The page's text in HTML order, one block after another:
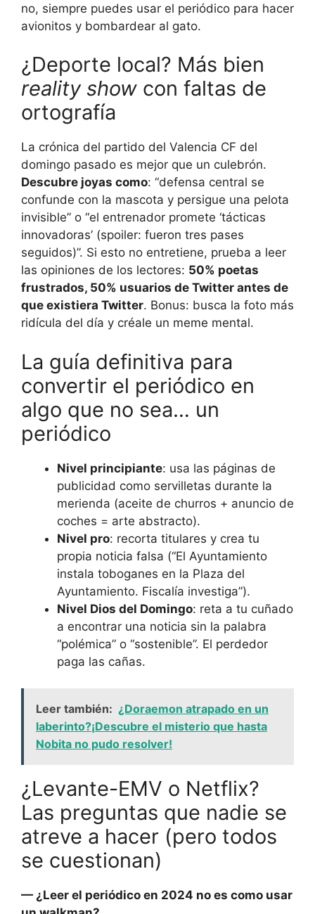
no, siempre puedes usar el periódico para hacer
avionitos y bombardear al gato.
¿Deporte local? Más bien
reality show con faltas de
ortografía
La crónica del partido del Valencia CF del
domingo pasado es mejor que un culebrón.
Descubre joyas como: “defensa central se
confunde con la mascota y persigue una pelota
invisible” o “el entrenador promete ‘tácticas
innovadoras’ (spoiler: fueron tres pases
seguidos)”. Si esto no entretiene, prueba a leer
las opiniones de los lectores: 50% poetas
frustrados, 50% usuarios de Twitter antes de
que existiera Twitter. Bonus: busca la foto más
ridícula del día y créale un meme mental.
La guía definitiva para
convertir el periódico en
algo que no sea… un
periódico
Nivel principiante: usa las páginas de
publicidad como servilletas durante la
merienda (aceite de churros + anuncio de
coches = arte abstracto).
Nivel pro: recorta titulares y crea tu
propia noticia falsa (“El Ayuntamiento
instala toboganes en la Plaza del
Ayuntamiento. Fiscalía investiga”).
Nivel Dios del Domingo: reta a tu cuñado
a encontrar una noticia sin la palabra
“polémica” o “sostenible”. El perdedor
paga las cañas.
Leer también: ¿Doraemon atrapado en un
laberinto?¡Descubre el misterio que hasta
Nobita no pudo resolver!
¿Levante-EMV o Netflix?
Las preguntas que nadie se
atreve a hacer (pero todos
se cuestionan)
— ¿Leer el periódico en 2024 no es como usar